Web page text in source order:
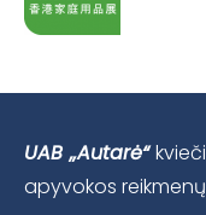
UAB „Autarė“
apyvokos